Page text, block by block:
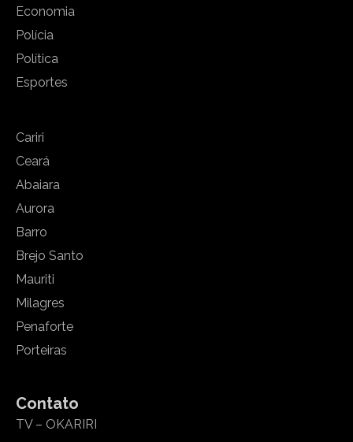
Economia
Polícia
Política
Esportes
Cariri
Ceará
Abaiara
Aurora
Barro
Brejo Santo
Mauriti
Milagres
Penaforte
Porteiras
Contato
TV – OKARIRI